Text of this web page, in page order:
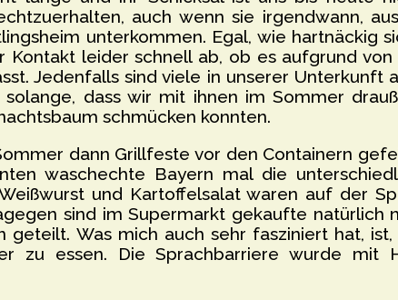
auch wenn sie irgendwann,
unterkommen. Egal, wie hartnäckig
Kontakt leider schnell ab, ob es aufgrund
Jedenfalls sind viele in unserer
dass wir mit ihnen im Sommer
schmücken konnten.
dann Grillfeste vor den Containern
waschechte Bayern mal die
und Kartoffelsalat waren auf der
sind im Supermarkt gekaufte natürlich
geteilt. Was mich auch sehr fasziniert hat,
zu essen. Die Sprachbarriere wurde mit